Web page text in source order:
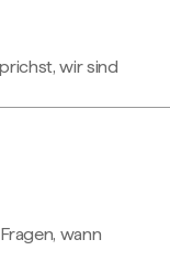
wir sind
wann